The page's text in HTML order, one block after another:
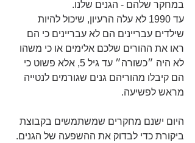
במחקר שלהם - הגנים שלנו.
עד 1990 לא עלה הרעיון, שיכול להיות
שילדים עבריינים הם לא עבריינים כי הם
ראו את ההורים שלכם אלימים או כי משהו
לא היה ״כשורה״ עד גיל 5, אלא פשוט כי
הם קיבלו מהוריהם גנים שגורמים לנטייה
מראש לפשיעה.
היום ישנם מחקרים שמשתמשים בקבוצת
ביקורת כדי לבדוק את ההשפעה של הגנים.